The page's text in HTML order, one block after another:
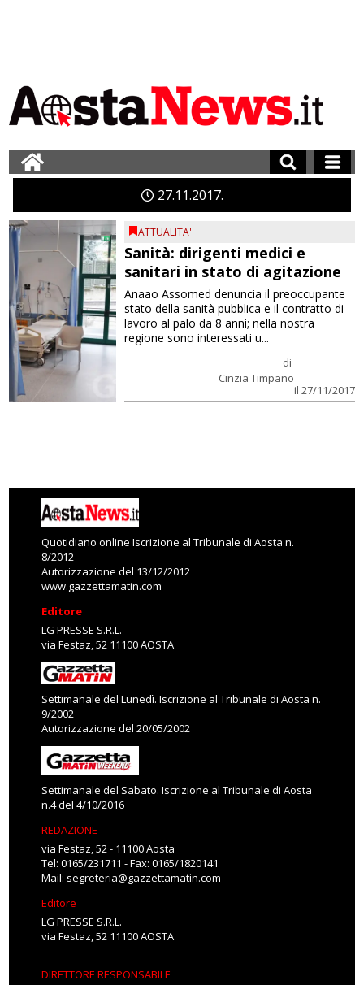
27 11 2017
ATTUALITA'
Sanità: dirigenti medici e
sanitari in stato di agitazione
di
Cinzia Timpano
il 27/11/2017
Anaao Assomed denuncia il preoccupante
stato della sanità pubblica e il contratto di
lavoro al palo da 8 anni; nella nostra
regione sono interessati u...
Quotidiano online Iscrizione al Tribunale di Aosta n.
8/2012
Autorizzazione del 13/12/2012
www.gazzettamatin.com
Editore
LG PRESSE S.R.L.
via Festaz, 52 11100 AOSTA
Settimanale del Lunedì. Iscrizione al Tribunale di Aosta n.
9/2002
Autorizzazione del 20/05/2002
Settimanale del Sabato. Iscrizione al Tribunale di Aosta
n.4 del 4/10/2016
REDAZIONE
via Festaz, 52 - 11100 Aosta
Tel: 0165/231711 - Fax: 0165/1820141
Mail: segreteria@gazzettamatin.com
Editore
LG PRESSE S.R.L.
via Festaz, 52 11100 AOSTA
DIRETTORE RESPONSABILE